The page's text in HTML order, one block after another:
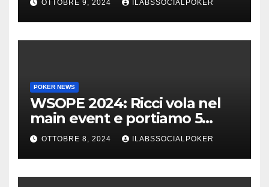
OTTOBRE 9, 2024 ILABSSOCIALPOKER
POKER NEWS
WSOPE 2024: Ricci vola nel
main event e portiamo 5
azzurri al day 4
OTTOBRE 8, 2024 ILABSSOCIALPOKER